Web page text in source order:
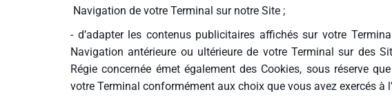
Navigation de votre Terminal sur notre Site ;
- d’adapter les contenus publicitaires affichés sur votre
Navigation antérieure ou ultérieure de votre Terminal sur des
Régie concernée émet également des Cookies, sous réserve
votre Terminal conformément aux choix que vous avez exercés à